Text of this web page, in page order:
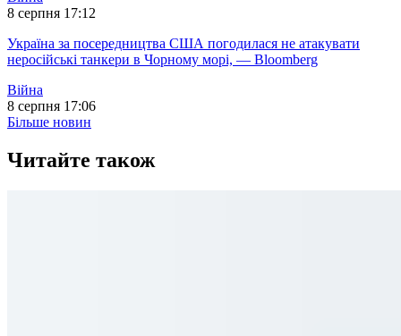
8 серпня 17:12
Україна за посередництва США погодилася не атакувати
неросійські танкери в Чорному морі, — Bloomberg
Війна
8 серпня 17:06
Більше новин
Читайте також